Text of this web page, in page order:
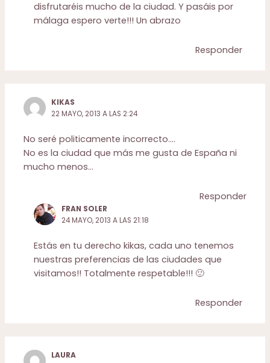
disfrutaréis mucho de la ciudad. Y pasáis por
málaga espero verte!!! Un abrazo
Responder
KIKAS
22 MAYO, 2013 A LAS 2:24
No seré politicamente incorrecto….
No es la ciudad que más me gusta de España ni
mucho menos…
Responder
FRAN SOLER
24 MAYO, 2013 A LAS 21:18
Estás en tu derecho kikas, cada uno tenemos
nuestras preferencias de las ciudades que
visitamos!! Totalmente respetable!!! 🙂
Responder
LAURA